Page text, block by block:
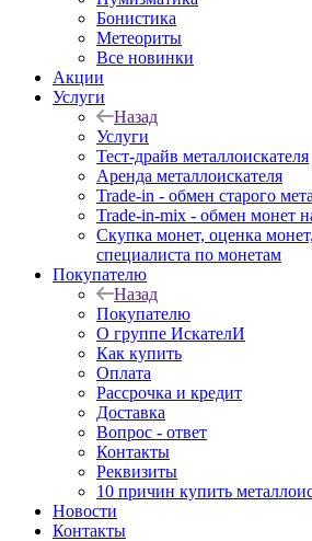
Бонистика
Метеориты
Все новинки
Акции
Услуги
Назад
Услуги
Тест-драйв металлоискателя
Аренда металлоискателя
Trade-in - обмен старого
Trade-in-mix - обмен монет
Скупка монет, оценка
специалиста по монетам
Покупателю
Назад
Покупателю
О группе ИскателИ
Как купить
Оплата
Рассрочка и кредит
Доставка
Вопрос - ответ
Контакты
Реквизиты
10 причин купить
Новости
Контакты